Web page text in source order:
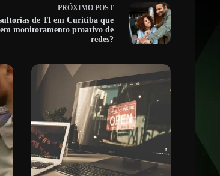
PRÓXIMO POST
de TI em Curitiba que
monitoramento proativo de
redes?